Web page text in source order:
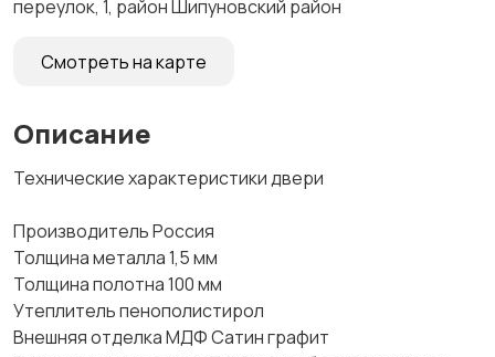
переулок, 1, район Шипуновский район
Смотреть на карте
Описание
Технические характеристики двери
Производитель Россия
Толщина металла 1,5 мм
Толщина полотна 100 мм
Утеплитель пенополистирол
Внешняя отделка МДФ Сатин графит